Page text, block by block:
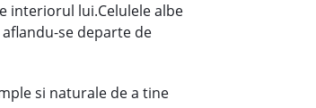
interiorul lui.Celulele albe
se departe de
si naturale de a tine